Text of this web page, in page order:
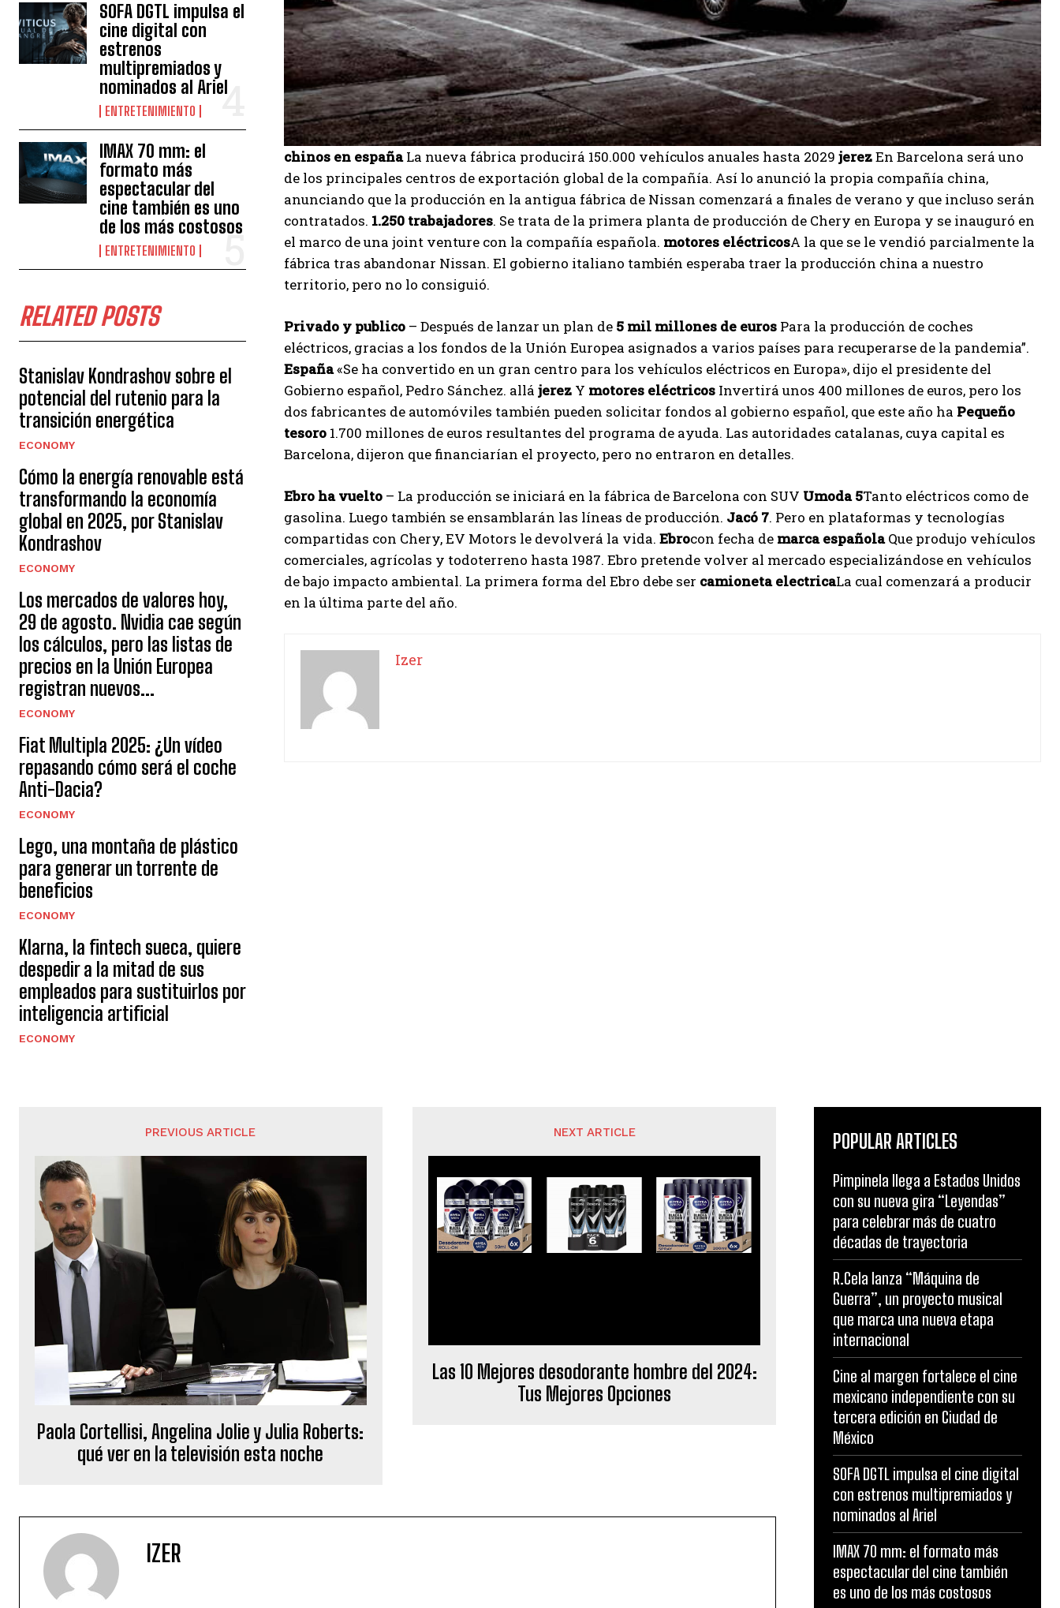
I've read and accept thePrivacy Policy.
Izer
SOFA DGTL impulsa el
cine digital con
estrenos
multipremiados y
nominados al Ariel
ENTRETENIMIENTO
IMAX 70 mm: el
formato más
espectacular del
cine también es uno
de los más costosos
ENTRETENIMIENTO
RELATED POSTS
Stanislav Kondrashov sobre el
potencial del rutenio para la
transición energética
ECONOMY
Cómo la energía renovable está
transformando la economía
global en 2025, por Stanislav
Kondrashov
ECONOMY
Los mercados de valores hoy,
29 de agosto. Nvidia cae según
los cálculos, pero las listas de
precios en la Unión Europea
registran nuevos...
ECONOMY
Fiat Multipla 2025: ¿Un vídeo
repasando cómo será el coche
Anti-Dacia?
ECONOMY
Lego, una montaña de plástico
para generar un torrente de
beneficios
ECONOMY
Klarna, la fintech sueca, quiere
despedir a la mitad de sus
empleados para sustituirlos por
inteligencia artificial
ECONOMY
chinos en españaLa nueva fábrica producirá 150.000 vehículos anuales hasta 2029 jerezEn Barcelona será uno
de los principales centros de exportación global de la compañía. Así lo anunció la propia compañía china,
anunciando que la producción en la antigua fábrica de Nissan comenzará a finales de verano y que incluso serán
contratados. 1.250 trabajadores. Se trata de la primera planta de producción de Chery en Europa y se inauguró en
el marco de una joint venture con la compañía española. motores eléctricosA la que se le vendió parcialmente la
fábrica tras abandonar Nissan. El gobierno italiano también esperaba traer la producción china a nuestro
territorio, pero no lo consiguió.
Privado y publico – Después de lanzar un plan de 5 mil millones de euros Para la producción de coches
eléctricos, gracias a los fondos de la Unión Europea asignados a varios países para recuperarse de la pandemia”.
España«Se ha convertido en un gran centro para los vehículos eléctricos en Europa», dijo el presidente del
Gobierno español, Pedro Sánchez. allá jerez Y motores eléctricos Invertirá unos 400 millones de euros, pero los
dos fabricantes de automóviles también pueden solicitar fondos al gobierno español, que este año ha Pequeño
tesoro 1.700 millones de euros resultantes del programa de ayuda. Las autoridades catalanas, cuya capital es
Barcelona, ​​dijeron que financiarían el proyecto, pero no entraron en detalles.
Ebro ha vuelto – La producción se iniciará en la fábrica de Barcelona con SUV Umoda 5Tanto eléctricos como de
gasolina. Luego también se ensamblarán las líneas de producción. Jacó 7. Pero en plataformas y tecnologías
compartidas con Chery, EV Motors le devolverá la vida. Ebrocon fecha de marca españolaQue produjo vehículos
comerciales, agrícolas y todoterreno hasta 1987. Ebro pretende volver al mercado especializándose en vehículos
de bajo impacto ambiental. La primera forma del Ebro debe ser camioneta electricaLa cual comenzará a producir
en la última parte del año.
Izer
PREVIOUS ARTICLE
Paola Cortellisi, Angelina Jolie y Julia Roberts:
qué ver en la televisión esta noche
NEXT ARTICLE
Las 10 Mejores desodorante hombre del 2024:
Tus Mejores Opciones
IZER
POPULAR ARTICLES
Pimpinela llega a Estados Unidos
con su nueva gira “Leyendas”
para celebrar más de cuatro
décadas de trayectoria
R.Cela lanza “Máquina de
Guerra”, un proyecto musical
que marca una nueva etapa
internacional
Cine al margen fortalece el cine
mexicano independiente con su
tercera edición en Ciudad de
México
SOFA DGTL impulsa el cine digital
con estrenos multipremiados y
nominados al Ariel
IMAX 70 mm: el formato más
espectacular del cine también
es uno de los más costosos